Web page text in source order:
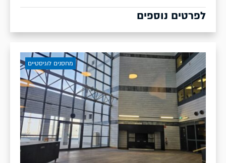
לפרטים נוספים
מחסנים לוגיסטיים